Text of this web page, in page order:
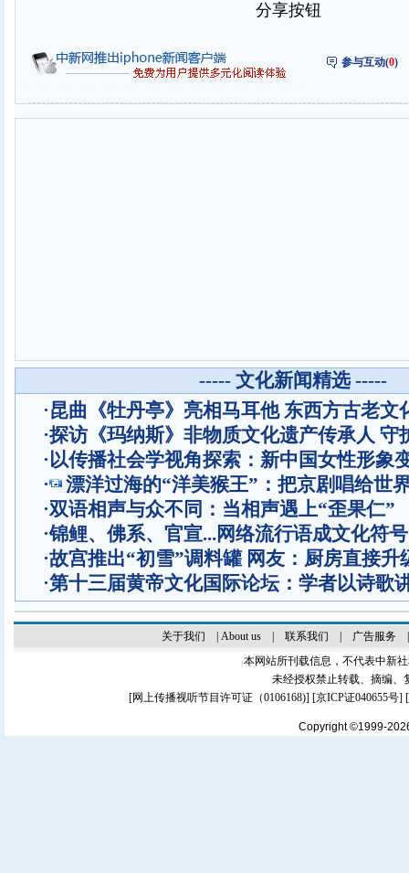
分享按钮
参与互动(0)
----- 文化新闻精选 -----
·昆曲《牡丹亭》亮相马耳他 东西方古老文
·探访《玛纳斯》非物质文化遗产传承人 守
·以传播社会学视角探索：新中国女性形象
·
漂洋过海的“洋美猴王”：把京剧唱给世
·双语相声与众不同：当相声遇上“歪果仁”
·锦鲤、佛系、官宣...网络流行语成文化符号
·故宫推出“初雪”调料罐 网友：厨房直接升
·第十三届黄帝文化国际论坛：学者以诗歌
关于我们 About us| 联系我们 广告服务
本网站所刊载信息，不代表中新
未经授权禁止转载、摘编、
[网上传播视听节目许可证（0106168)] [京ICP证040655号]
Copyright ©1999-